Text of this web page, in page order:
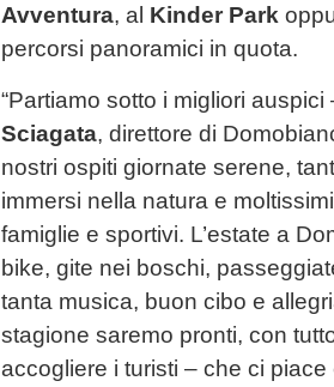
Avventura, al Kinder Park
percorsi panoramici in quota.
“Partiamo sotto i migliori
Sciagata, direttore di
nostri ospiti giornate serene,
immersi nella natura e
famiglie e sportivi. L’estate a
bike, gite nei boschi,
tanta musica, buon cibo e
stagione saremo pronti, con
accogliere i turisti – che ci piace